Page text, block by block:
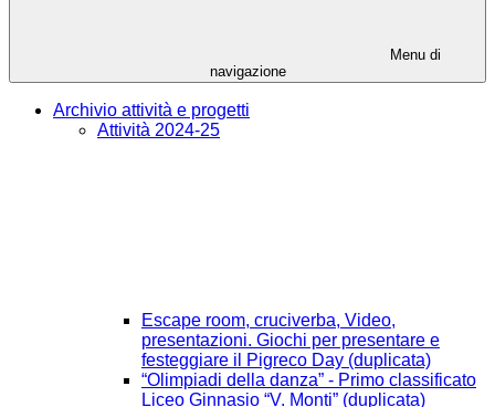
Menu di
navigazione
Archivio attività e progetti
Attività 2024-25
Escape room, cruciverba, Video,
presentazioni. Giochi per presentare e
festeggiare il Pigreco Day (duplicata)
“Olimpiadi della danza” - Primo classificato
Liceo Ginnasio “V. Monti” (duplicata)